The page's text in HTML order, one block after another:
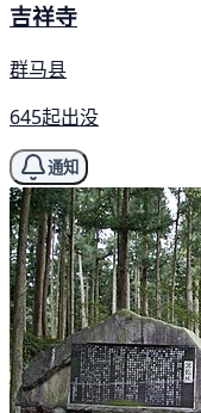
吉祥寺
群马县
645起出没
通知